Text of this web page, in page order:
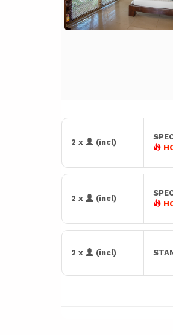
2 x (incl)
2 x (incl)
2 x (incl)